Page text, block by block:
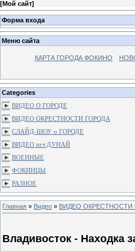
[Мой сайт]
Форма входа
Меню сайта
КАРТА ГОРОДА ФОКИНО
Categories
ВИДЕО О ГОРОДЕ
ВИДЕО ОКРЕСТНОСТИ ГОРОДА
СЛАЙД-ШОУ о ГОРОДЕ
ВИДЕО пгт.ДУНАЙ
ВОЕННЫЕ
ФОКИНЦЫ
РАЗНОЕ
Главная » Видео » ВИДЕО ОКРЕСТНОСТИ
Владивосток - Находка